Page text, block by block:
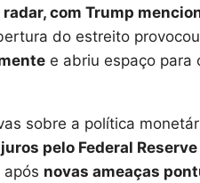
com Trump
do estreito
e abriu espaço para
sobre a política
pelo Federal
após novas ameaças